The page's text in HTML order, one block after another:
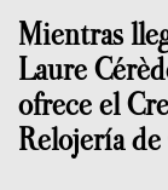
Mientras
Laure
ofrece el
Relojería